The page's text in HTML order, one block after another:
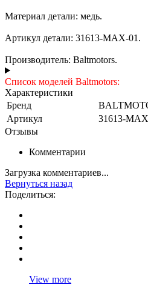
Материал детали: медь.
Артикул детали: 31613-MAX-01.
Производитель: Baltmotors.
Список моделей Baltmotors:
Характеристики
Бренд
Артикул
31613-
Отзывы
Комментарии
Загрузка комментариев...
Вернуться назад
Поделиться:
View more